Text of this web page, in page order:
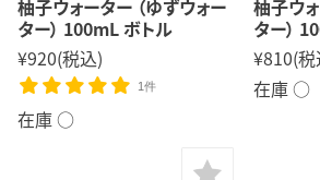
柚子ウォーター （ゆずウォー
ター） 100mL ボトル
¥920(税込)
1件
在庫 ○
柚子ウ
ター）
¥810(
在庫 ○